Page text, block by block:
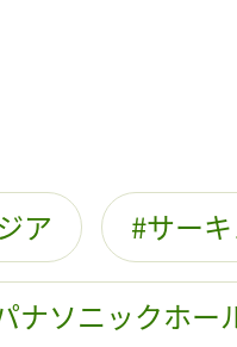
ア サー
ナソニックホー